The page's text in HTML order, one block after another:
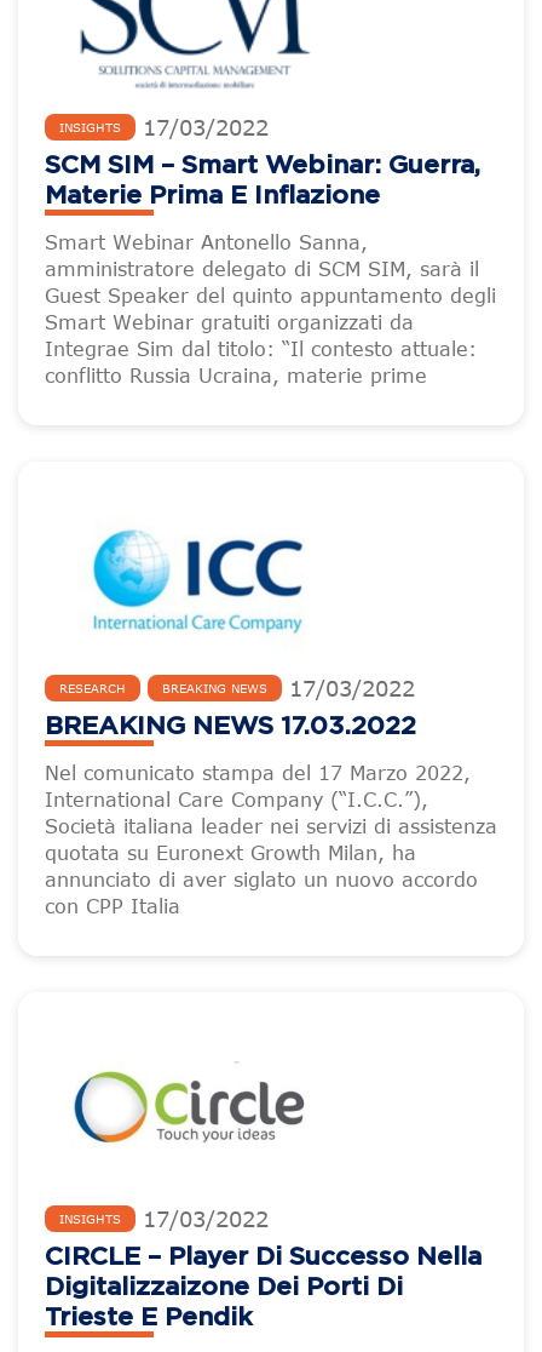
INSIGHTS 17/03/2022
SCM SIM – Smart Webinar: Guerra,
Materie Prima E Inflazione
Smart Webinar Antonello Sanna,
amministratore delegato di SCM SIM, sarà il
Guest Speaker del quinto appuntamento degli
Smart Webinar gratuiti organizzati da
Integrae Sim dal titolo: “Il contesto attuale:
conflitto Russia Ucraina, materie prime
RESEARCH BREAKING NEWS 17/03/2022
BREAKING NEWS 17.03.2022
Nel comunicato stampa del 17 Marzo 2022,
International Care Company (“I.C.C.”),
Società italiana leader nei servizi di assistenza
quotata su Euronext Growth Milan, ha
annunciato di aver siglato un nuovo accordo
con CPP Italia
INSIGHTS 17/03/2022
CIRCLE – Player Di Successo Nella
Digitalizzaizone Dei Porti Di
Trieste E Pendik